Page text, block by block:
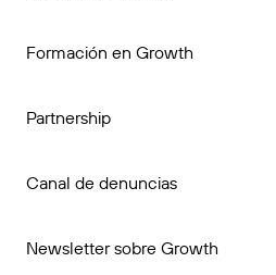
Formación en Growth
Partnership
Canal de denuncias
Newsletter sobre Growth